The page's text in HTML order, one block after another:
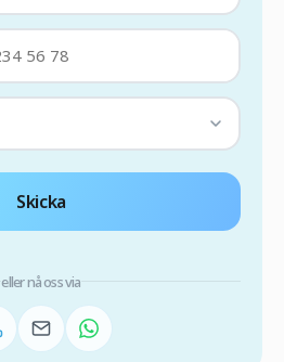
Skicka
eller nå oss via